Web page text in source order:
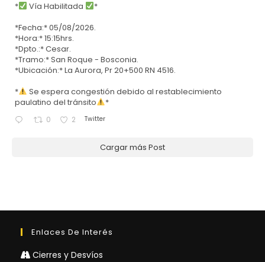
* Vía Habilitada
*
*Fecha:* 05/08/2026.
*Hora:* 15:15hrs.
*Dpto.:* Cesar.
*Tramo:* San Roque - Bosconia.
*Ubicación:* La Aurora, Pr 20+500 RN 4516.
*
Se espera congestión debido al restablecimiento
paulatino del tránsito
*
0 2 Twitter
Cargar más Post
Enlaces De Interés
Cierres y Desvíos